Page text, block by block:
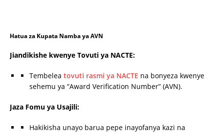
Hatua za Kupata Namba ya AVN
Jiandikishe kwenye Tovuti ya NACTE:
Tembelea tovuti rasmi ya NACTE na bonyeza kwenye
sehemu ya “Award Verification Number” (AVN).
Jaza Fomu ya Usajili:
Hakikisha unayo barua pepe inayofanya kazi na